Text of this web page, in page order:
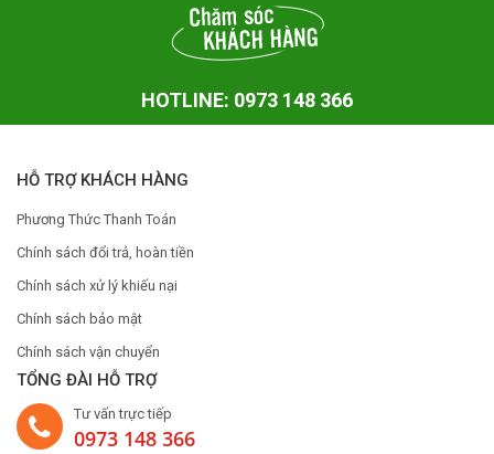
HOTLINE: 0973 148 366
HỖ TRỢ KHÁCH HÀNG
Phương Thức Thanh Toán
Chính sách đổi trả, hoàn tiền
Chính sách xử lý khiếu nại
Chính sách bảo mật
Chính sách vận chuyển
TỔNG ĐÀI HỖ TRỢ
Tư vấn trực tiếp
0973 148 366